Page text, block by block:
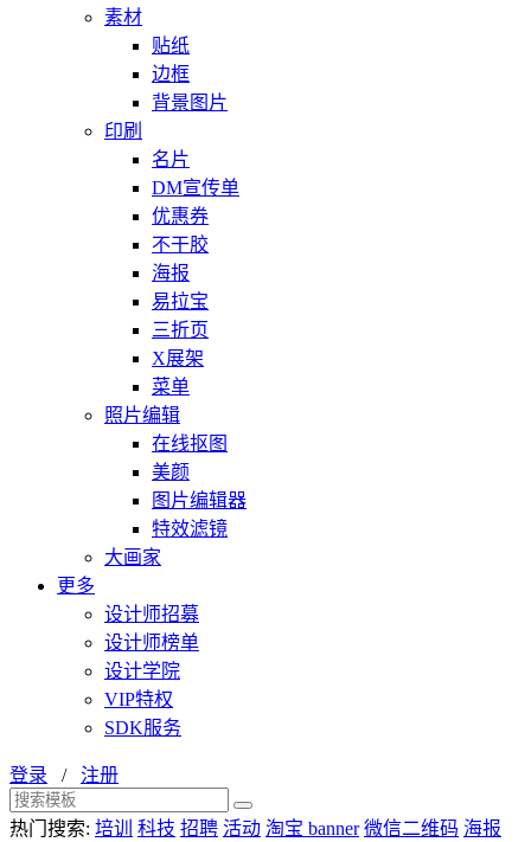
素材
贴纸
边框
背景图片
印刷
名片
DM宣传单
优惠券
不干胶
海报
易拉宝
三折页
X展架
菜单
照片编辑
在线抠图
美颜
图片编辑器
特效滤镜
大画家
更多
设计师招募
设计师榜单
设计学院
VIP特权
SDK服务
登录 / 注册
热门搜索: 培训 科技 招聘 活动 淘宝 banner 微信二维码 海报